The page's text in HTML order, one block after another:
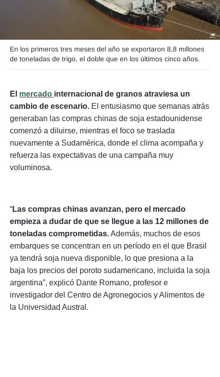
En los primeros tres meses del año se exportaron 8,8 millones
de toneladas de trigo, el doble que en los últimos cinco años.
El mercado internacional de granos atraviesa un
cambio de escenario. El entusiasmo que semanas atrás
generaban las compras chinas de soja estadounidense
comenzó a diluirse, mientras el foco se traslada
nuevamente a Sudamérica, donde el clima acompaña y
refuerza las expectativas de una campaña muy
voluminosa.
“Las compras chinas avanzan, pero el mercado
empieza a dudar de que se llegue a las 12 millones de
toneladas comprometidas.Además, muchos de esos
embarques se concentran en un período en el que Brasil
ya tendrá soja nueva disponible, lo que presiona a la
baja los precios del poroto sudamericano, incluida la soja
argentina”, explicó Dante Romano, profesor e
investigador del Centro de Agronegocios y Alimentos de
la Universidad Austral.